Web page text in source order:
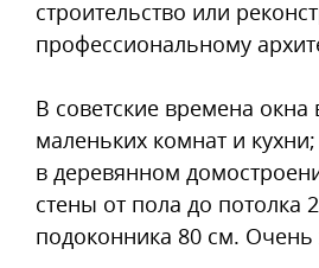
строительство или
профессиональному
В советские времена
маленьких комнат и
в деревянном
стены от пола до потолка
подоконника 80 см.